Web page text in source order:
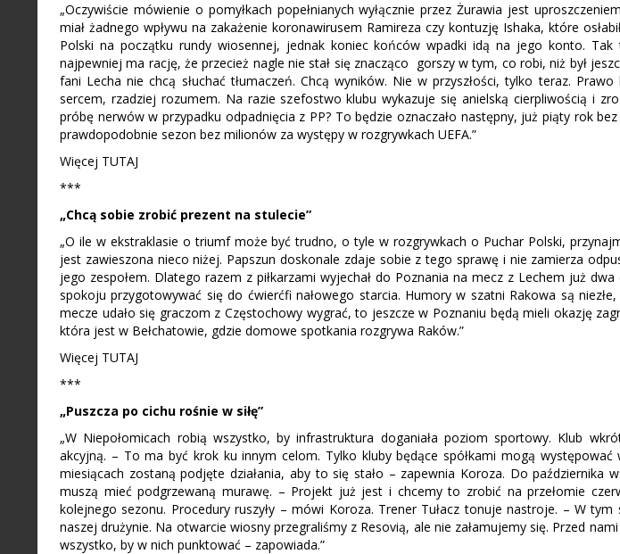
„Oczywiście mówienie o pomyłkach popełnianych wyłącznie przez Żurawia jest
miał żadnego wpływu na zakażenie koronawirusem Ramireza czy kontuzję Ishaka, które
Polski na początku rundy wiosennej, jednak koniec końców wpadki idą na jego konto.
najpewniej ma rację, że przecież nagle nie stał się znacząco gorszy w tym, co robi, niż był
fani Lecha nie chcą słuchać tłumaczeń. Chcą wyników. Nie w przyszłości, tylko teraz.
sercem, rzadziej rozumem. Na razie szefostwo klubu wykazuje się anielską cierpliwością i
próbę nerwów w przypadku odpadnięcia z PP? To będzie oznaczało następny, już piąty rok
prawdopodobnie sezon bez milionów za występy w rozgrywkach UEFA.”
Więcej TUTAJ
***
„Chcą sobie zrobić prezent na stulecie”
„O ile w ekstraklasie o triumf może być trudno, o tyle w rozgrywkach o Puchar Polski,
jest zawieszona nieco niżej. Papszun doskonale zdaje sobie z tego sprawę i nie zamierza
jego zespołem. Dlatego razem z piłkarzami wyjechał do Poznania na mecz z Lechem już
spokoju przygotowywać się do ćwierćfi nałowego starcia. Humory w szatni Rakowa są
mecze udało się graczom z Częstochowy wygrać, to jeszcze w Poznaniu będą mieli okazję
która jest w Bełchatowie, gdzie domowe spotkania rozgrywa Raków.”
Więcej TUTAJ
***
„Puszcza po cichu rośnie w siłę”
„W Niepołomicach robią wszystko, by infrastruktura doganiała poziom sportowy. Klub
akcyjną. – To ma być krok ku innym celom. Tylko kluby będące spółkami mogą występować
miesiącach zostaną podjęte działania, aby to się stało – zapewnia Koroza. Do października
muszą mieć podgrzewaną murawę. – Projekt już jest i chcemy to zrobić na przełomie
kolejnego sezonu. Procedury ruszyły – mówi Koroza. Trener Tułacz tonuje nastroje. – W tym
naszej drużynie. Na otwarcie wiosny przegraliśmy z Resovią, ale nie załamujemy się. Przed
wszystko, by w nich punktować – zapowiada.”